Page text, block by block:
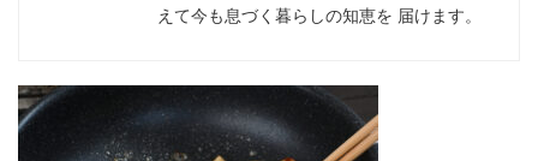
えて今も息づく暮らしの知恵を 届けます。